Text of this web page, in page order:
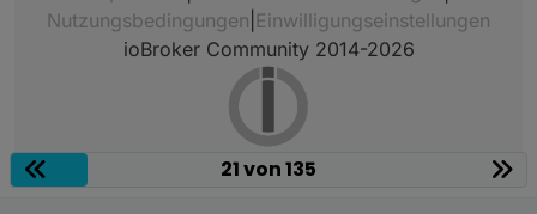
Nutzungsbedingungen Einwilligungseinstellungen
ioBroker Community 2014-2026
21 von 135